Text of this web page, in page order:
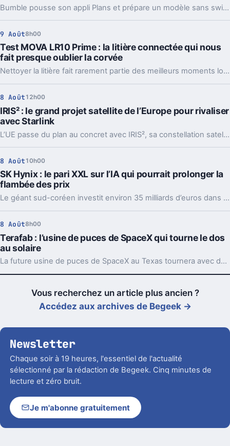
Bumble pousse son appli Plans et prépare un modèle sans swipe. Derrière le virage, un signal clair sur la fatigue des jeunes face au dating classique.
9 Août8h00
Test MOVA LR10 Prime : la litière connectée qui nous
fait presque oublier la corvée
Nettoyer la litière fait rarement partie des meilleurs moments lorsqu'on partage son quotidien avec un chat. Avec la LR10 Prime, MOVA reprend une recette déjà éprouvée ailleurs : automatiser le ramassage tout en profitant de capteurs pour suivre les habitudes de son animal. À 499 euros, la promesse est forcément ambitieuse. Après quelques semaines, difficile pourtant de nier le confort apporté par la machine, même si cette tranquillité a encore quelques limites, notamment du côté des odeurs.
8 Août 12h00
IRIS² : le grand projet satellite de l’Europe pour rivaliser
avec Starlink
L’UE passe du plan au concret avec IRIS², sa constellation satellite souveraine. Plus de satellites, un calendrier fixé, et un vrai enjeu stratégique.
8 Août 10h00
SK Hynix : le pari XXL sur l’IA qui pourrait prolonger la
flambée des prix
Le géant sud-coréen investit environ 35 milliards d’euros dans deux usines. Un pari massif sur l’IA, et une mauvaise nouvelle pour les prix.
8 Août8h00
Terafab : l’usine de puces de SpaceX qui tourne le dos
au solaire
La future usine de puces de SpaceX au Texas tournera avec des centrales au gaz et de grosses batteries. Un choix lourd pour l’IA, l’énergie et le récit Musk.
Vous recherchez un article plus ancien ?
Accédez aux archives de Begeek →
Newsletter
Chaque soir à 19 heures, l'essentiel de l'actualité
sélectionné par la rédaction de Begeek. Cinq minutes de
lecture et zéro bruit.
Je m'abonne gratuitement